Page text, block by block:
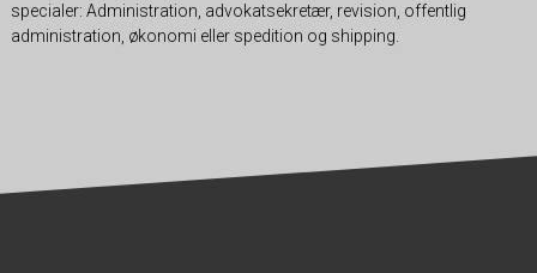
specialer: Administration, advokatsekretær, revision, offentlig
administration, økonomi eller spedition og shipping.